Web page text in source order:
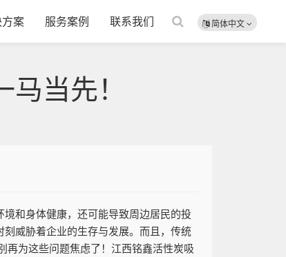
简体中文
案 服务案例 联系我们
当先！
和身体健康，还可能导致周边居民的投
威胁着企业的生存与发展。而且，传统
再为这些问题焦虑了！江西铭鑫活性炭吸